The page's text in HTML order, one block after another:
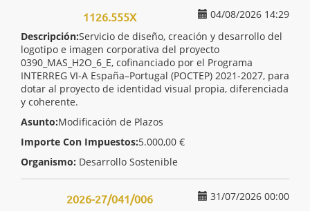
04/08/2026 14:29
1126.555X
Descripción:Servicio de diseño, creación y desarrollo del
logotipo e imagen corporativa del proyecto
0390_MAS_H2O_6_E, cofinanciado por el Programa
INTERREG VI-A España–Portugal (POCTEP) 2021-2027, para
dotar al proyecto de identidad visual propia, diferenciada
y coherente.
Asunto:Modificación de Plazos
Importe Con Impuestos:5.000,00 €
Organismo: Desarrollo Sostenible
31/07/2026 00:00
2026-27/041/006